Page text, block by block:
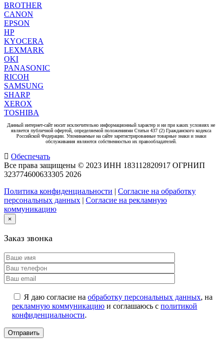
BROTHER
CANON
EPSON
HP
KYOCERA
LEXMARK
OKI
PANASONIC
RICOH
SAMSUNG
SHARP
XEROX
TOSHIBA
Данный интернет-сайт носит исключительно информационный характер и ни при каких условиях не
является публичной офертой, определяемой положениями Статьи 437 (2) Гражданского кодекса
Российской Федерации. Упоминаемые на сайте зарегистрированные товарные знаки и знаки
обслуживания являются собственностью их правообладателей.
Обеспечать
Все права защищены © 2023 ИНН 183112820917 ОГРНИП
323774600633305 2026
Политика конфиденциальности | Согласие на обработку
персональных данных | Согласие на рекламную
коммуникацию
×
Заказ звонка
Я даю согласие на обработку персональных данных, на
рекламную коммуникацию и соглашаюсь с политикой
конфиденциальности.